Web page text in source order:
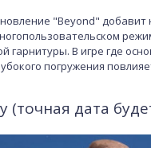
"Beyond" добавит
гарнитуры. В игре где
погружения
(точная дата